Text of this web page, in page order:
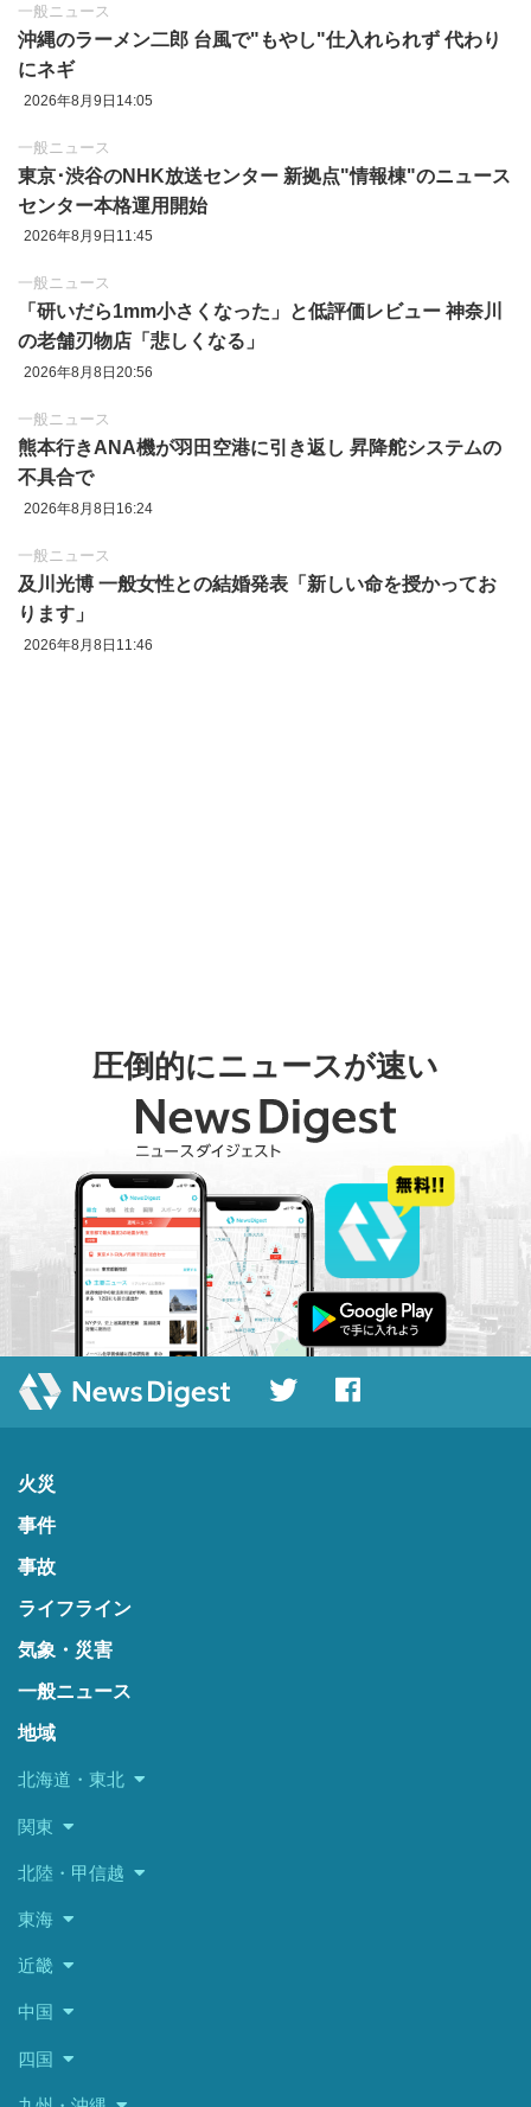
一般ニュース
沖縄のラーメン二郎 台風で"もやし"仕入れられず 代わり
にネギ
2026年8月9日14:05
一般ニュース
東京‪･‬渋谷のNHK放送センター 新拠点"情報棟"のニュース
センター本格運用開始
2026年8月9日11:45
一般ニュース
「研いだら1mm小さくなった」と低評価レビュー 神奈川
の老舗刃物店「悲しくなる」
2026年8月8日20:56
一般ニュース
熊本行きANA機が羽田空港に引き返し 昇降舵システムの
不具合で
2026年8月8日16:24
一般ニュース
及川光博 一般女性との結婚発表「新しい命を授かってお
ります」
2026年8月8日11:46
圧倒的にニュースが速い
火災
事件
事故
ライフライン
気象・災害
一般ニュース
地域
北海道・東北
関東
北陸・甲信越
東海
近畿
中国
四国